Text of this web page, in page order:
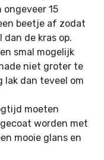
15
beetje af zodat
de kras op.
smal mogelijk
niet groter te
lak dan teveel om
moeten
worden met
mooie glans en